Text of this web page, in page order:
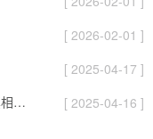
[ 2026-02-01 ]
[ 2025-04-17 ]
POS机提示更换服务商？商户必知的三大真相与应对策略
[ 2025-04-16 ]